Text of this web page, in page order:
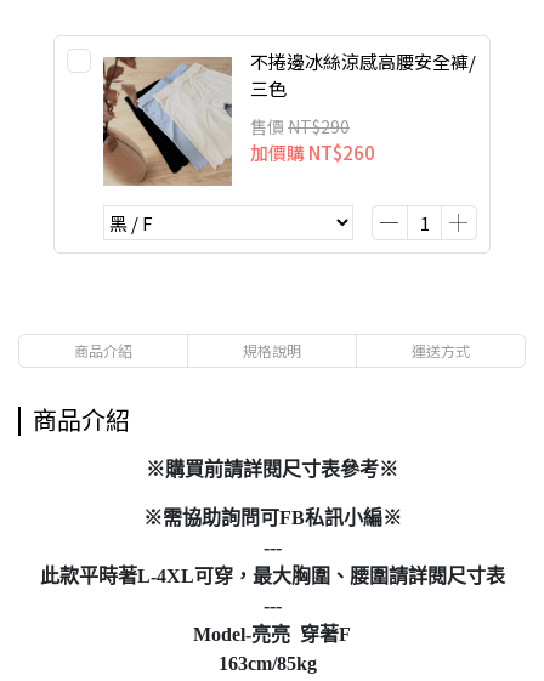
不捲邊冰絲涼感高腰安全褲/
三色
售價 NT$290
加價購NT$260
商品介紹 規格說明 運送方式
商品介紹
※購買前請詳閱尺寸表參考※
※需協助詢問可FB私訊小編※
---
此款平時著L-4XL可穿，最大胸圍、腰圍請詳閱尺寸表
---
Model-亮亮 穿著F
163cm/85kg